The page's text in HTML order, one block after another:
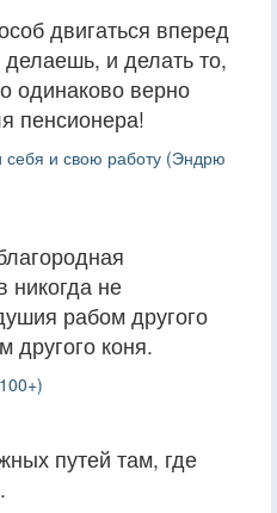
двигаться вперед
и делать то,
одинаково верно
пенсионера!
себя и свою работу (Эндрю
никогда не
рабом другого
другого коня.
путей там, где